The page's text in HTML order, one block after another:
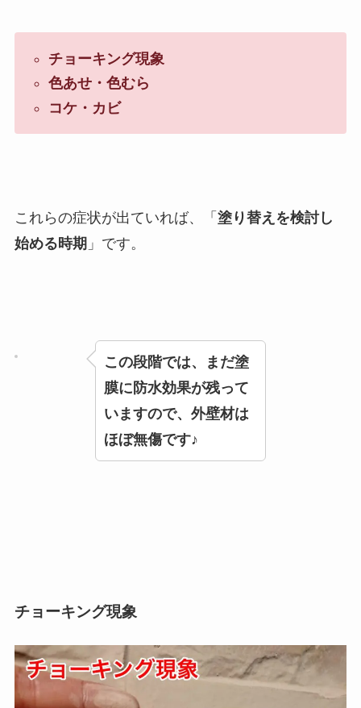
チョーキング現象
色あせ・色むら
コケ・カビ
これらの症状が出ていれば、「 塗り替えを検討し
始める時期 」です。
この段階では、まだ塗
膜に防水効果が残って
いますので、外壁材は
ほぼ無傷です♪
チョーキング現象